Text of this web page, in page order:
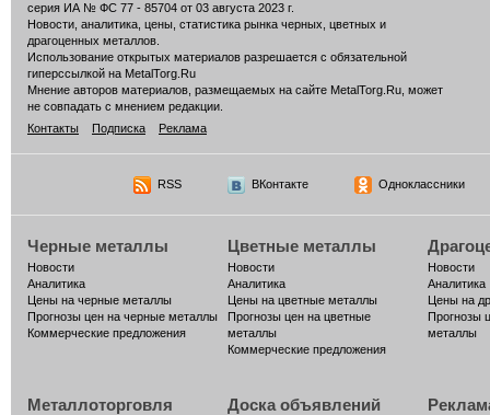
серия ИА № ФС 77 - 85704 от 03 августа 2023 г.
Новости, аналитика, цены, статистика рынка черных, цветных и
драгоценных металлов.
Использование открытых материалов разрешается с обязательной
гиперссылкой на MetalTorg.Ru
Мнение авторов материалов, размещаемых на сайте MetalTorg.Ru, может
не совпадать с мнением редакции.
Контакты
Подписка Реклама
RSS ВКонтакте Одноклассники
Черные металлы
Новости
Аналитика
Цены на черные металлы
Прогнозы цен на черные металлы
Коммерческие предложения
Цветные металлы
Новости
Аналитика
Цены на цветные металлы
Прогнозы цен на цветные
металлы
Коммерческие предложения
Новости
Аналитика
Цены на
Прогнозы
металлы
Металлоторговля Доска объявлений